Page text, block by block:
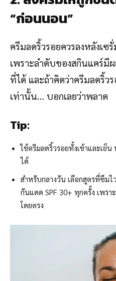
“ก่อนนอน”
ครีมลดริ้วรอยควรลงหลังเ
เพราะลำดับของสกินแคร์มี
ที่ได้ และถ้าคิดว่าครีมลดริ้ว
เท่านั้น… บอกเลยว่าพลาด
Tip:
ใช้ครีมลดริ้วรอยทั้งเช้าและเย็น
ได้
สำหรับกลางวัน เลือกสูตรที่ซึม
กันแดด SPF 30+ ทุกครั้ง เพรา
โดยตรง